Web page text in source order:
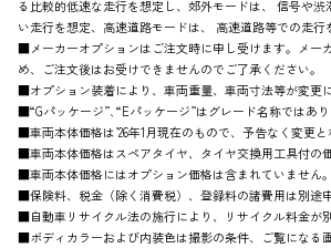
る比較的低速な走行を想定し、郊外モードは、 信号や
い走行を想定、高速道路モードは、 高速道路等での走行
■メーカーオプションはご注文時に申し受けます。メー
め、ご注文後はお受けできませんのでご了承ください。
■オプション装着により、車両重量、車両寸法等が変更
■“Gパッケージ”､“Eパッケージ”はグレード名称ではあり
■車両本体価格は’26年1月現在のもので、予告なく変更と
■車両本体価格はスペアタイヤ、タイヤ交換用工具付の価
■車両本体価格にはオプション価格は含まれていません。
■保険料、税金（除く消費税）、登録料の諸費用は別途
■自動車リサイクル法の施行により、リサイクル料金が
■ボディカラーおよび内装色は撮影の条件、ご覧になる